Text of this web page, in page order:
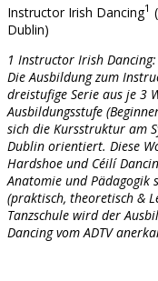
Instructor Irish Dancing1
Dublin)
1 Instructor Irish Dancing:
Die Ausbildung zum
dreistufige Serie aus je 3
Ausbildungsstufe
sich die Kursstruktur am
Dublin orientiert. Diese
Hardshoe und Céilí
Anatomie und Pädagogik
(praktisch, theoretisch &
Tanzschule wird der
Dancing vom ADTV